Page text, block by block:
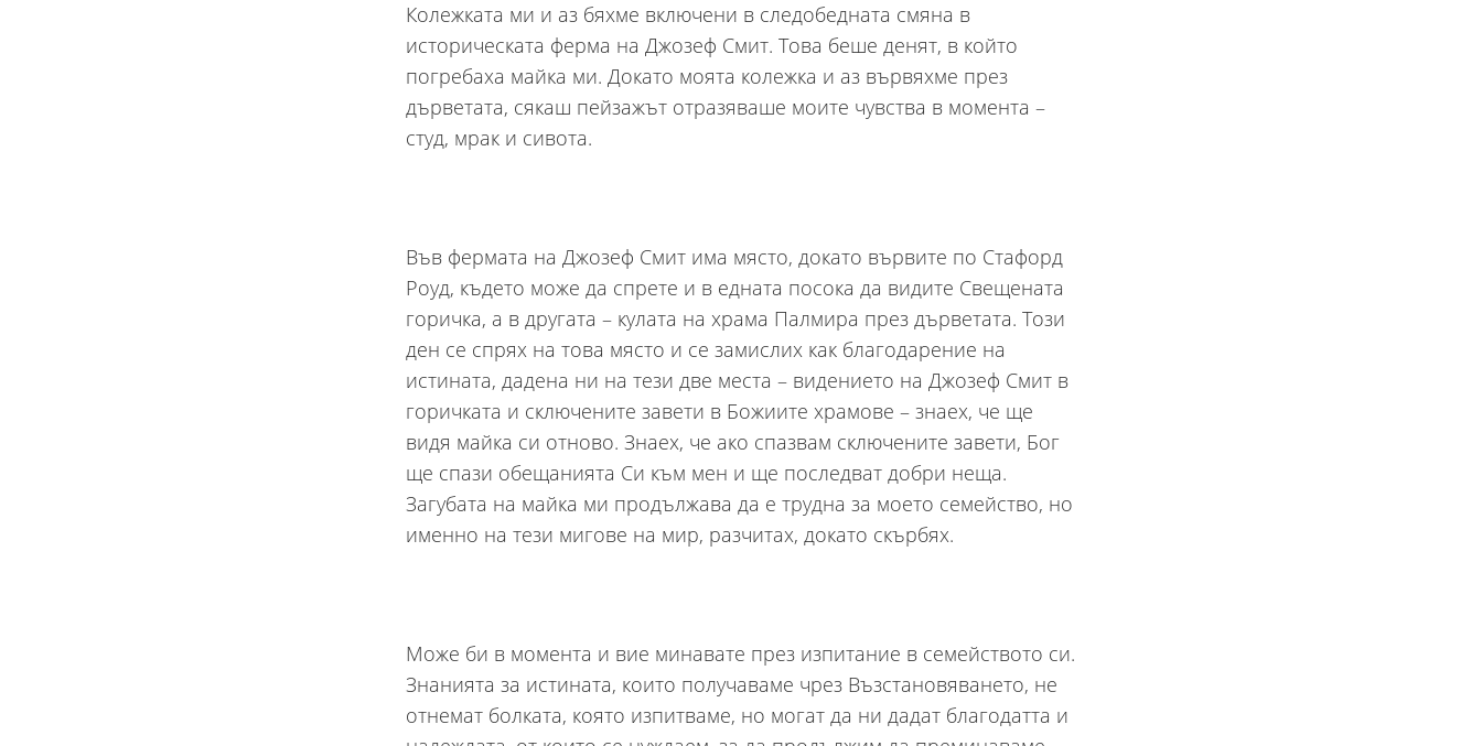
Колежката ми и аз бяхме включени в следобедната смяна в
историческата ферма на Джозеф Смит. Това беше денят, в който
погребаха майка ми. Докато моята колежка и аз вървяхме през
дърветата, сякаш пейзажът отразяваше моите чувства в момента –
студ, мрак и сивота.
Във фермата на Джозеф Смит има място, докато вървите по Стафорд
Роуд, където може да спрете и в едната посока да видите Свещената
горичка, а в другата – кулата на храма Палмира през дърветата. Този
ден се спрях на това място и се замислих как благодарение на
истината, дадена ни на тези две места – видението на Джозеф Смит в
горичката и сключените завети в Божиите храмове – знаех, че ще
видя майка си отново. Знаех, че ако спазвам сключените завети, Бог
ще спази обещанията Си към мен и ще последват добри неща.
Загубата на майка ми продължава да е трудна за моето семейство, но
именно на тези мигове на мир, разчитах, докато скърбях.
Може би в момента и вие минавате през изпитание в семейството си.
Знанията за истината, които получаваме чрез Възстановяването, не
отнемат болката, която изпитваме, но могат да ни дадат благодатта и